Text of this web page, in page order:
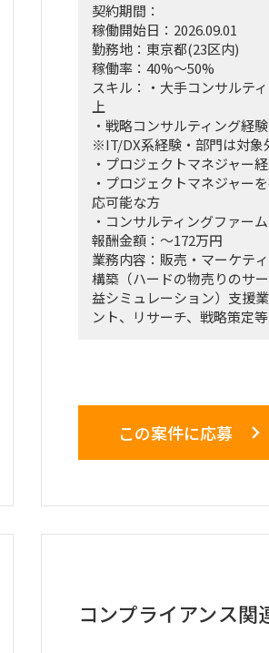
契約期間：
稼働開始日：2026.09.01
勤務地：東京都(23区内)
稼働率：40%～50%
スキル：・大手コンサルテ
上
・戦略コンサルティング経
※IT/DX系経験・部門は対象
・プロジェクトマネジャー
・プロジェクトマネジャー
応可能な方
・コンサルティングファー
報酬金額：～172万円
業務内容：販売・マーケテ
構築（ハードの物売りのサ
益シミュレーション）支援
ント、リサーチ、戦略策定等
（例）
・M&A・アライアンス戦略
・財務モデリング（トップ
ング、PoC（概念実証）の
・事業再生に向けた不採算
この案件に応募
コンプライアンス